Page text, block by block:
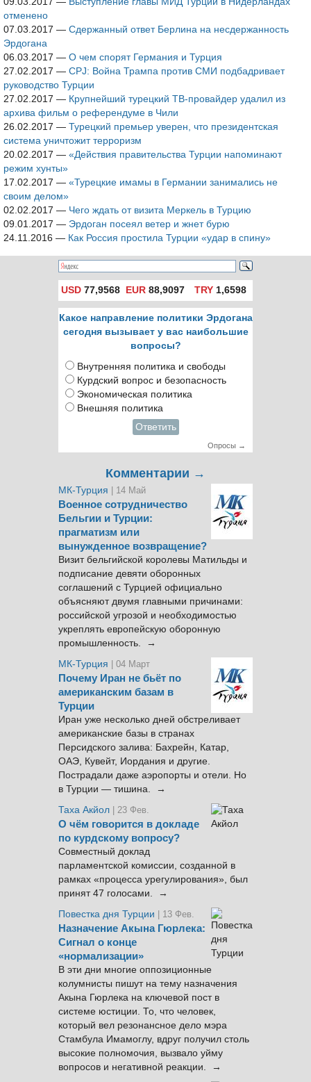
отменено
07.03.2017 — Сдержанный ответ Берлина на несдержанность
Эрдогана
06.03.2017 — О чем спорят Германия и Турция
27.02.2017 — CPJ: Война Трампа против СМИ подбадривает
руководство Турции
27.02.2017 — Крупнейший турецкий ТВ-провайдер удалил из
архива фильм о референдуме в Чили
26.02.2017 — Турецкий премьер уверен, что президентская
система уничтожит терроризм
20.02.2017 — «Действия правительства Турции напоминают
режим хунты»
17.02.2017 — «Турецкие имамы в Германии занимались не
своим делом»
02.02.2017 — Чего ждать от визита Меркель в Турцию
09.01.2017 — Эрдоган посеял ветер и жнет бурю
24.11.2016 — Как Россия простила Турции «удар в спину»
USD 77,9568 EUR 88,9097 TRY1,6598
Какое направление политики Эрдогана
сегодня вызывает у вас наибольшие
вопросы?
Внутренняя политика и свободы
Курдский вопрос и безопасность
Экономическая политика
Внешняя политика
Ответить
Опросы →
Комментарии →
МК-Турция | 14 Май
Военное сотрудничество
Бельгии и Турции:
прагматизм или
вынужденное возвращение?
Визит бельгийской королевы Матильды и
подписание девяти оборонных
соглашений с Турцией официально
объясняют двумя главными причинами:
российской угрозой и необходимостью
укреплять европейскую оборонную
промышленность. →
МК-Турция
| 04 Март
Почему Иран не бьёт по
американским базам в
Турции
Иран уже несколько дней обстреливает
американские базы в странах
Персидского залива: Бахрейн, Катар,
ОАЭ, Кувейт, Иордания и другие.
Пострадали даже аэропорты и отели. Но
в Турции — тишина. →
Таха Акйол | 23 Фев.
О чём говорится в докладе
по курдскому вопросу?
Совместный доклад
парламентской комиссии, созданной в
рамках «процесса урегулирования», был
принят 47 голосами. →
Повестка дня Турции
| 13 Фев.
Назначение Акына Гюрлека:
Сигнал о конце
«нормализации»
В эти дни многие оппозиционные
колумнисты пишут на тему назначения
Акына Гюрлека на ключевой пост в
системе юстиции. То, что человек,
который вел резонансное дело мэра
Стамбула Имамоглу, вдруг получил столь
высокие полномочия, вызвало уйму
вопросов и негативной реакции. →